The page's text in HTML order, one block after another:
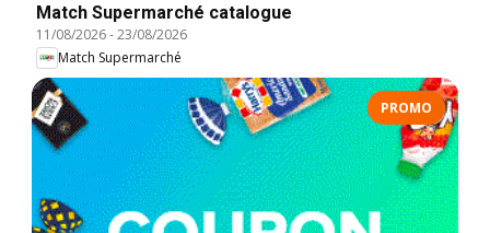
Match Supermarché catalogue
11/08/2026-23/08/2026
Match Supermarché
PROMO